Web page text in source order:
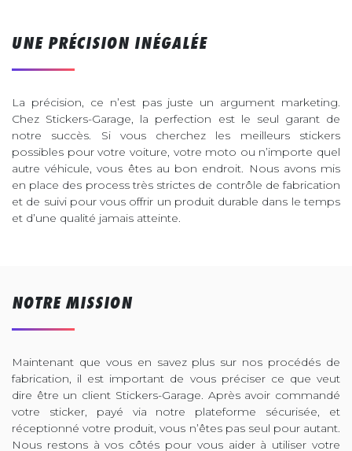
UNE PRÉCISION INÉGALÉE
La précision, ce n’est pas juste un argument marketing.
Chez Stickers-Garage, la perfection est le seul garant de
notre succès. Si vous cherchez les meilleurs stickers
possibles pour votre voiture, votre moto ou n’importe quel
autre véhicule, vous êtes au bon endroit. Nous avons mis
en place des process très strictes de contrôle de fabrication
et de suivi pour vous offrir un produit durable dans le temps
et d’une qualité jamais atteinte.
NOTRE MISSION
Maintenant que vous en savez plus sur nos procédés de
fabrication, il est important de vous préciser ce que veut
dire être un client Stickers-Garage. Après avoir commandé
votre sticker, payé via notre plateforme sécurisée, et
réceptionné votre produit, vous n’êtes pas seul pour autant.
Nous restons à vos côtés pour vous aider à utiliser votre